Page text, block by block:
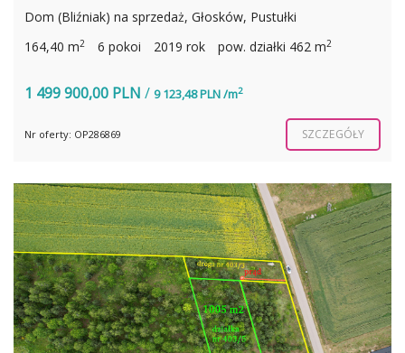
Dom (Bliźniak) na sprzedaż, Głosków, Pustułki
164,40 m2 6 pokoi 2019 rok pow. działki 462 m2
1 499 900,00 PLN / 9 123,48 PLN /m2
Nr oferty: OP286869 SZCZEGÓŁY